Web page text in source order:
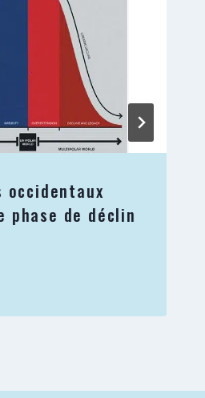
occidentaux
phase de déclin